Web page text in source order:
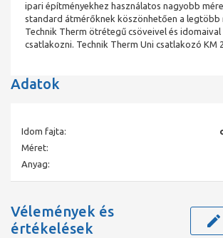
ipari építményekhez használatos nagyobb
standard átmérőknek köszönhetően a legtöbb
Technik Therm ötrétegű csöveivel és idomaival
csatlakozni. Technik Therm Uni csatlakozó KM
Adatok
Idom fajta:
Méret:
Anyag:
Vélemények és
értékelések